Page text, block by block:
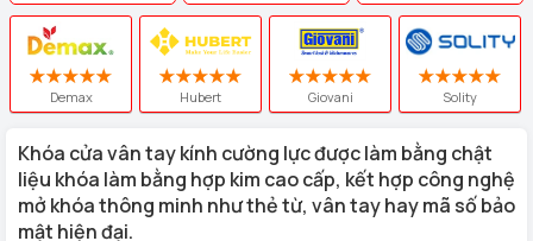
Demax Hubert Giovani Solity
Khóa cửa vân tay kính cường lực được làm bằng chật
liệu khóa làm bằng hợp kim cao cấp, kết hợp công nghệ
mở khóa thông minh như thẻ từ, vân tay hay mã số bảo
mật hiện đại.